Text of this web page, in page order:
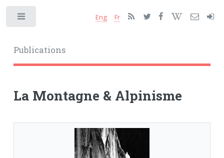
Publications
Eng Fr
La Montagne & Alpinisme